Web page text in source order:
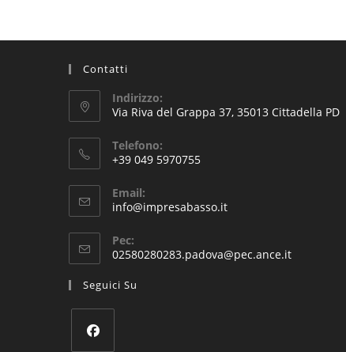
Contatti
Indirizzo:
Via Riva del Grappa 37, 35013 Cittadella PD
Telefono:
+39 049 5970755
Email:
info@impresabasso.it
Pec:
02580280283.padova@pec.ance.it
Seguici Su